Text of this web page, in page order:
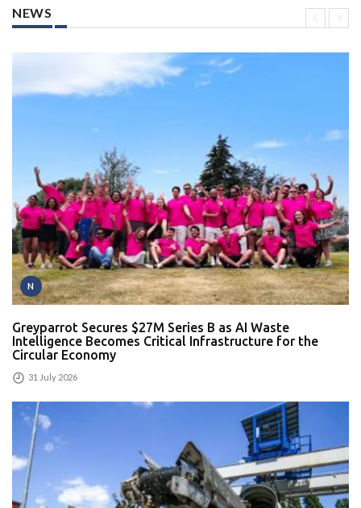
NEWS
N
Greyparrot Secures $27M Series B as AI Waste
Intelligence Becomes Critical Infrastructure for the
Circular Economy
31 July 2026